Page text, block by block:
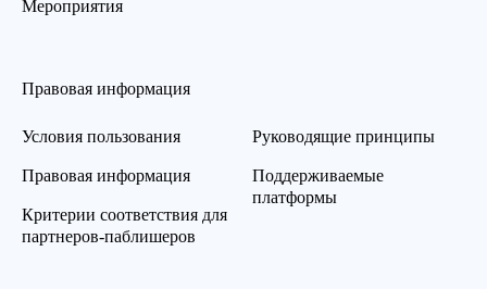
Мероприятия
Правовая информация
Условия пользования
Правовая информация
Критерии соответствия для
партнеров-паблишеров
Руководящие принципы
Поддерживаемые
платформы